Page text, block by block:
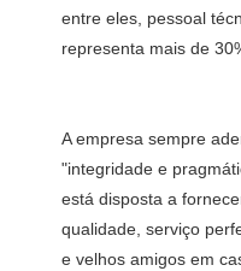
entre eles, pessoal
A empresa sempre
"integridade e
está disposta a
qualidade, serviço
e velhos amigos em